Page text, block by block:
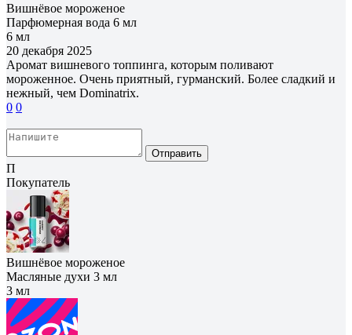
Вишнёвое мороженое
Парфюмерная вода 6 мл
6 мл
20 декабря 2025
Аромат вишневого топпинга, которым поливают
мороженное. Очень приятный, гурманский. Более сладкий и
нежный, чем Dominatrix.
0 0
Отправить
П
Покупатель
Вишнёвое мороженое
Масляные духи 3 мл
3 мл